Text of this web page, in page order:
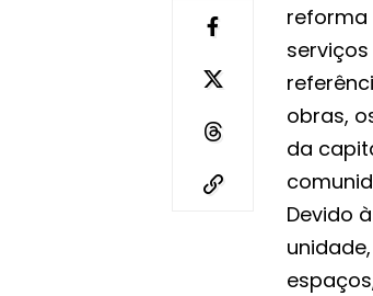
reforma
obras,
da
Devido